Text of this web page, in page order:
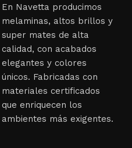
En Navetta producimos
melaminas, altos brillos y
super mates de alta
calidad, con acabados
elegantes y colores
únicos. Fabricadas con
materiales certificados
que enriquecen los
ambientes más exigentes.